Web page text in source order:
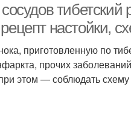
тибетский
настойки,
приготовленную по
прочих
этом — соблюдать